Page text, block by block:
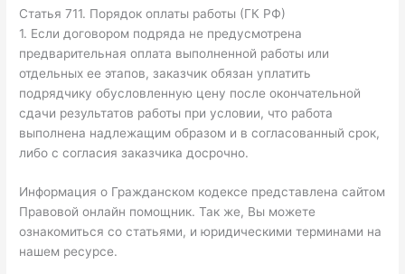
Статья 711. Порядок оплаты работы (ГК РФ)
1. Если договором подряда не предусмотрена
предварительная оплата выполненной работы или
отдельных ее этапов, заказчик обязан уплатить
подрядчику обусловленную цену после окончательной
сдачи результатов работы при условии, что работа
выполнена надлежащим образом и в согласованный срок,
либо с согласия заказчика досрочно.
Информация о Гражданском кодексе представлена сайтом
Правовой онлайн помощник. Так же, Вы можете
ознакомиться со статьями, и юридическими терминами на
нашем ресурсе.